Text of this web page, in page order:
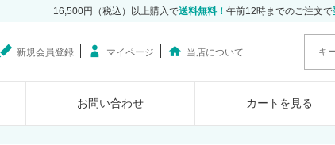
16,500円（税込）以上購入で送料無料！ 午前12時までのご注文で
新規会員登録 マイページ 当店について
お問い合わせ カートを見る